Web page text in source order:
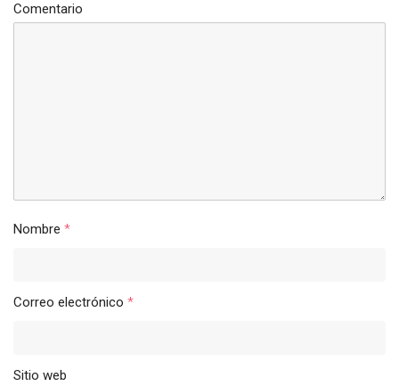
Comentario
Nombre *
Correo electrónico *
Sitio web